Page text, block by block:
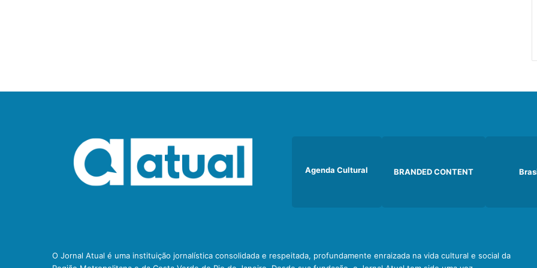
Agenda Cultural BRANDED CONTENT
O Jornal Atual é uma instituição jornalística consolidada e respeitada, profundamente enraizada na vida cultural e social da